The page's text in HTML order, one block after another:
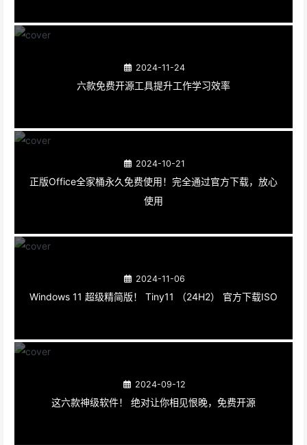
2024-11-24
六款免费开源工具提升工作学习效率
2024-10-21
正版Office全家桶永久免费使用！完全通过官方下载，放心
使用
2024-11-06
Windows 11 超级精简版！ Tiny11 （24H2） 官方下载ISO
2024-09-12
这六款神级软件！ 绝对让你相见恨晚，免费开源